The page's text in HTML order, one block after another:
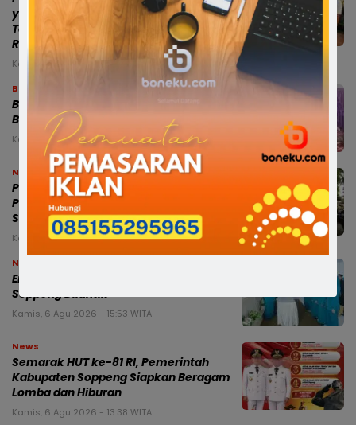
yang Melibatkan Anggota Polri, Bukan
Terobos Lampu Merah, Diduga Akibat
Rem Blong
Kamis, 6 Agu 2026 - 23:14 WITA
Bone
Bupati Bone Melayat ke Rumah Duka
Balita 4 Tahun Korban Kecelakaan
Kamis, 6 Agu 2026 - 21:25 WITA
News
Pasca Terlibat Kecelakaan, Anggota
Polres Bone Diperiksa Propam Dan
Sudah Ditahan
Kamis, 6 Agu 2026 - 20:05 WITA
News
Enam Ketua TP PKK Kecamatan di
Soppeng Dilantik
Kamis, 6 Agu 2026 - 15:53 WITA
News
Semarak HUT ke-81 RI, Pemerintah
Kabupaten Soppeng Siapkan Beragam
Lomba dan Hiburan
Kamis, 6 Agu 2026 - 13:38 WITA